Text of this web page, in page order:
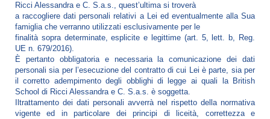
Ricci Alessandra e C. S.a.s., quest’ultima si troverà
a raccogliere dati personali relativi a Lei ed eventualmente alla Sua
famiglia che verranno utilizzati esclusivamente per le
finalità sopra determinate, esplicite e legittime (art. 5, lett. b, Reg.
UE n. 679/2016).
È pertanto obbligatoria e necessaria la comunicazione dei dati
personali sia per l’esecuzione del contratto di cui Lei è parte, sia per
il corretto adempimento degli obblighi di legge ai quali la British
School di Ricci Alessandra e C. S.a.s. è soggetta.
Iltrattamento dei dati personali avverrà nel rispetto della normativa
vigente ed in particolare dei principi di liceità, correttezza e